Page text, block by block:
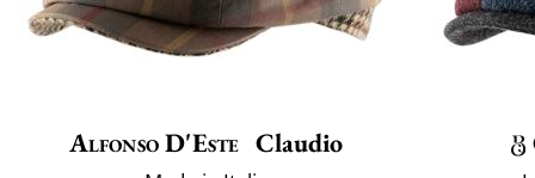
Alfonso D'Este Claudio